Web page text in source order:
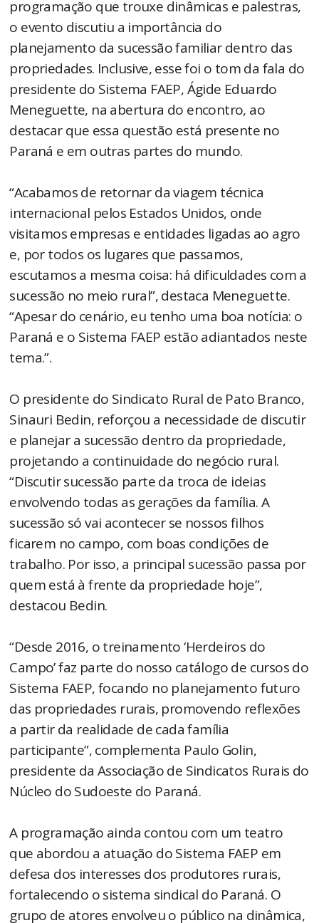
programação que trouxe dinâmicas e palestras,
o evento discutiu a importância do
planejamento da sucessão familiar dentro das
propriedades. Inclusive, esse foi o tom da fala do
presidente do Sistema FAEP, Ágide Eduardo
Meneguette, na abertura do encontro, ao
destacar que essa questão está presente no
Paraná e em outras partes do mundo.
“Acabamos de retornar da viagem técnica
internacional pelos Estados Unidos, onde
visitamos empresas e entidades ligadas ao agro
e, por todos os lugares que passamos,
escutamos a mesma coisa: há dificuldades com a
sucessão no meio rural”, destaca Meneguette.
“Apesar do cenário, eu tenho uma boa notícia: o
Paraná e o Sistema FAEP estão adiantados neste
tema.”.
O presidente do Sindicato Rural de Pato Branco,
Sinauri Bedin, reforçou a necessidade de discutir
e planejar a sucessão dentro da propriedade,
projetando a continuidade do negócio rural.
“Discutir sucessão parte da troca de ideias
envolvendo todas as gerações da família. A
sucessão só vai acontecer se nossos filhos
ficarem no campo, com boas condições de
trabalho. Por isso, a principal sucessão passa por
quem está à frente da propriedade hoje”,
destacou Bedin.
“Desde 2016, o treinamento ‘Herdeiros do
Campo’ faz parte do nosso catálogo de cursos do
Sistema FAEP, focando no planejamento futuro
das propriedades rurais, promovendo reflexões
a partir da realidade de cada família
participante”, complementa Paulo Golin,
presidente da Associação de Sindicatos Rurais do
Núcleo do Sudoeste do Paraná.
A programação ainda contou com um teatro
que abordou a atuação do Sistema FAEP em
defesa dos interesses dos produtores rurais,
fortalecendo o sistema sindical do Paraná. O
grupo de atores envolveu o público na dinâmica,